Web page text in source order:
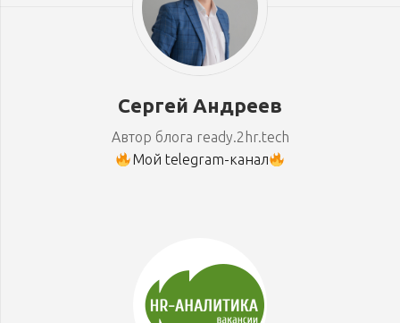
Сергей Андреев
Автор блога ready.2hr.tech
Мой telegram-канал